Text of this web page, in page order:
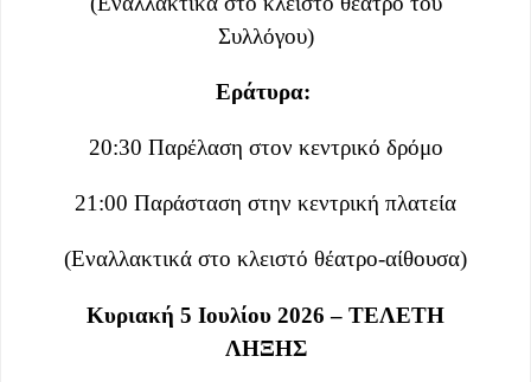
Συλλόγου)
Εράτυρα:
20:30 Παρέλαση στον κεντρικό δρόμο
21:00 Παράσταση στην κεντρική πλατεία
(Εναλλακτικά στο κλειστό θέατρο-αίθουσα)
Κυριακή 5 Ιουλίου 2026 – ΤΕΛΕΤΗ
ΛΗΞΗΣ